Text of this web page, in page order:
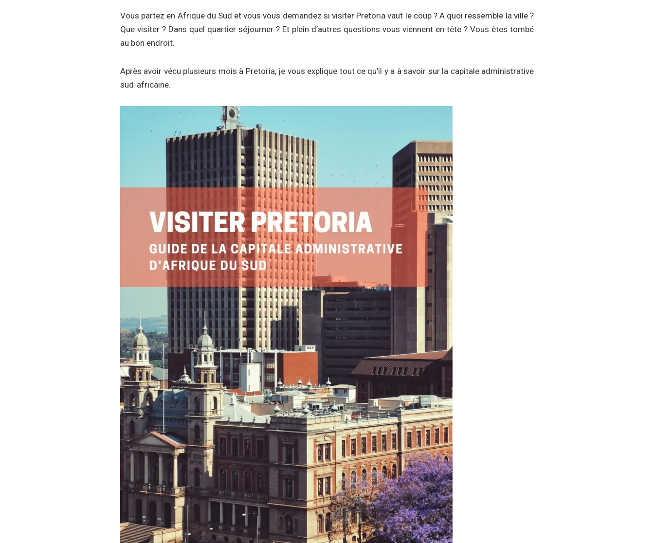
Vous partez en Afrique du Sud et vous vous demandez si visiter Pretoria vaut le coup ? A quoi ressemble la ville ?
Que visiter ? Dans quel quartier séjourner ? Et plein d’autres questions vous viennent en tête ? Vous êtes tombé
au bon endroit.
Après avoir vécu plusieurs mois à Pretoria, je vous explique tout ce qu’il y a à savoir sur la capitale administrative
sud-africaine.